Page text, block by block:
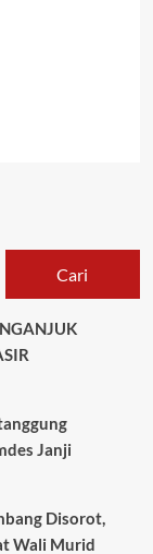
Cari
Janji
Disorot,
Wali Murid